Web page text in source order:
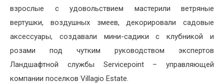
взрослые с удовольствием мастерили ветряные
вертушки, воздушных змеев, декорировали садовые
аксессуары, создавали мини-садики с клубникой и
розами под чутким руководством экспертов
Ландшафтной службы Servicepoint – управляющей
компании поселков Villagio Estate.